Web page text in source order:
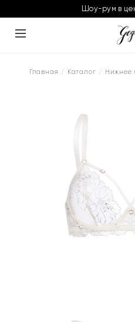
Шоу-рум в
Главная / Каталог / Нижнее